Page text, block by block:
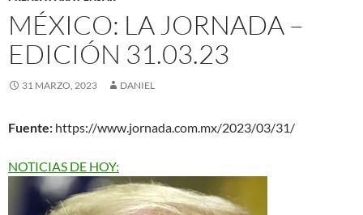
MÉXICO: LA JORNADA –
EDICIÓN 31.03.23
31 MARZO, 2023 DANIEL
Fuente: https://www.jornada.com.mx/2023/03/31/
NOTICIAS DE HOY: